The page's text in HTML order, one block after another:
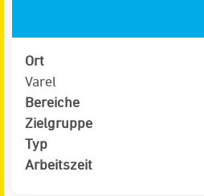
Ort
Varel
Bereiche
Zielgruppe
Typ
Arbeitszeit